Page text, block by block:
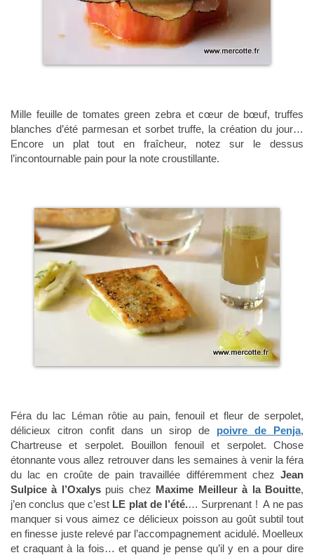
Mille feuille de tomates green zebra et cœur de bœuf, truffes
blanches d’été parmesan et sorbet truffe, la création du jour…
Encore un plat tout en fraîcheur, notez sur le dessus
l’incontournable pain pour la note croustillante.
Féra du lac Léman rôtie au pain, fenouil et fleur de serpolet,
délicieux citron confit dans un sirop de poivre de Penja,
Chartreuse et serpolet. Bouillon fenouil et serpolet. Chose
étonnante vous allez retrouver dans les semaines à venir la féra
du lac en croûte de pain travaillée différemment chez Jean
Sulpice à l’Oxalyspuis chez Maxime Meilleur à la Bouitte,
j’en conclus que c’est LE plat de l’été.… Surprenant ! A ne pas
manquer si vous aimez ce délicieux poisson au goût subtil tout
en finesse juste relevé par l’accompagnement acidulé. Moelleux
et craquant à la fois… et quand je pense qu’il y en a pour dire